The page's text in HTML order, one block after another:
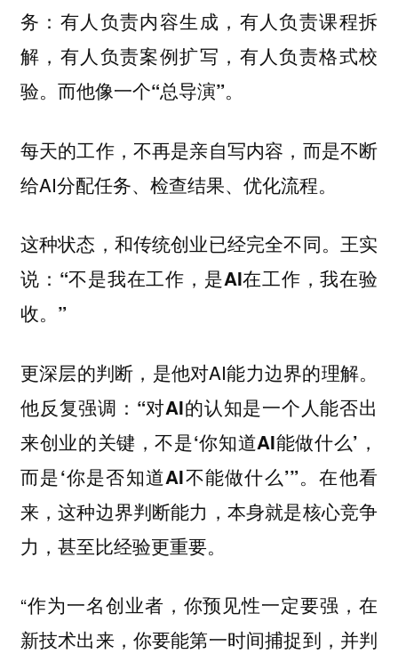
务：有人负责内容生成，有人负责课程拆
解，有人负责案例扩写，有人负责格式校
验。而他像一个“总导演”。
每天的工作，不再是亲自写内容，而是不断
给AI分配任务、检查结果、优化流程。
这种状态，和传统创业已经完全不同。王实
说 ：“不是我在工作，是AI在工作，我在验
收。”
更深层的判断，是他对AI能力边界的理解。
他反复强调：“对AI的认知是一个人能否出
来创业的关键，不是‘你知道AI能做什么’，
而是‘你是否知道AI不能做什么’”。在他看
来，这种边界判断能力，本身就是核心竞争
力，甚至比经验更重要。
“作为一名创业者，你预见性一定要强，在
新技术出来，你要能第一时间捕捉到，并判